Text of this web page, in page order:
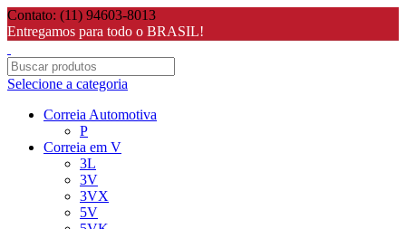
Contato: (11) 94603-8013
Entregamos para todo o BRASIL!
Selecione a categoria
Correia Automotiva
P
Correia em V
3L
3V
3VX
5V